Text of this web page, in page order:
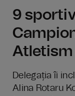
9
Atletism
Delegația îi
Alina Rotaru